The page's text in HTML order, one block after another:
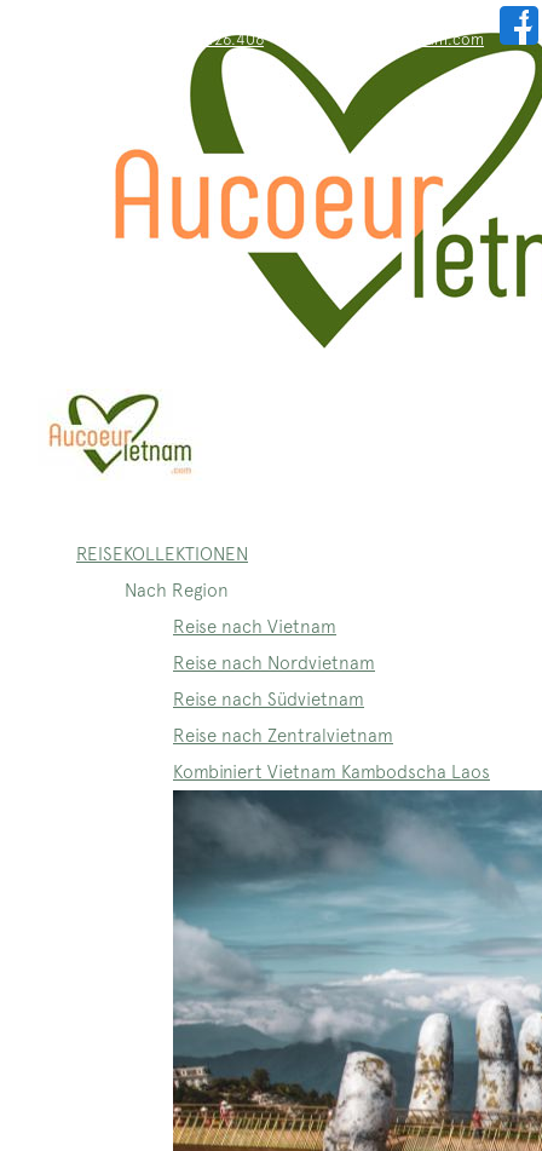
WhatsApp: +84.909.426.406 hallo@aucoeurvietnam.com
REISEKOLLEKTIONEN
Nach Region
Reise nach Vietnam
Reise nach Nordvietnam
Reise nach Südvietnam
Reise nach Zentralvietnam
Kombiniert Vietnam Kambodscha Laos